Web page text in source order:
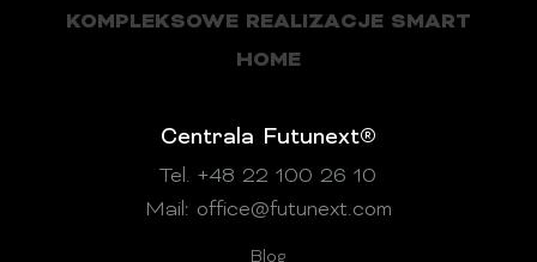
KOMPLEKSOWE REALIZACJE SMART
HOME
Centrala Futunext®
Tel. +48 22 100 26 10
Mail: office@futunext.com
Blog